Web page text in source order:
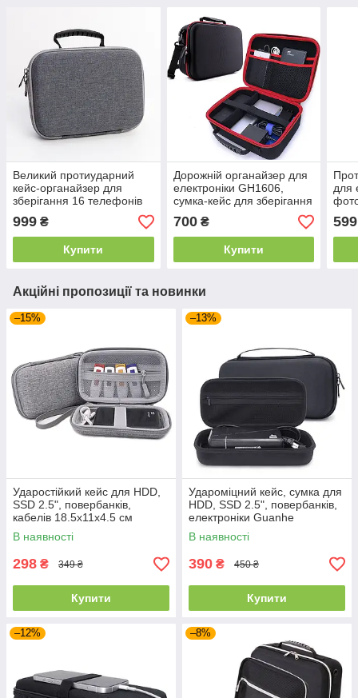
Великий протиударний
кейс-органайзер для
зберігання 16 телефонів
999 ₴
Купити
Дорожній органайзер для
електроніки GH1606,
сумка-кейс для зберігання
протиударний (EVA),
Чорний
700₴
Купити
для
599
Акційні пропозиції та новинки
–15%
Ударостійкий кейс для HDD,
SSD 2.5", повербанків,
кабелів 18.5x11x4.5 см
(Сірий)
В наявності
298 ₴ 349 ₴
Купити
–13%
Удароміцний кейс, сумка для
HDD, SSD 2.5", повербанків,
електроніки Guanhe
26.5*13*7.5 см (Чорний)
В наявності
390 ₴ 450 ₴
Купити
–12% –8%